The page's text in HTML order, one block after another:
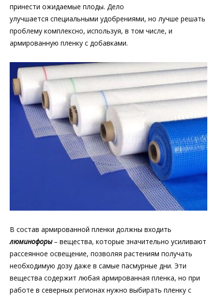
принести ожидаемые плоды. Дело
улучшается специальными удобрениями, но лучше решать
проблему комплексно, используя, в том числе, и
армированную пленку с добавками.
В состав армированной пленки должны входить
люминофоры– вещества, которые значительно усиливают
рассеянное освещение, позволяя растениям получать
необходимую дозу даже в самые пасмурные дни. Эти
вещества содержит любая армированная пленка, но при
работе в северных регионах нужно выбирать пленку с